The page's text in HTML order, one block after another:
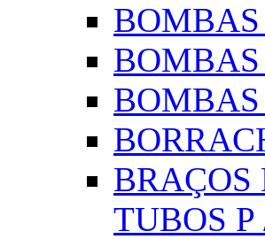
BRAÇOS
TUBOS